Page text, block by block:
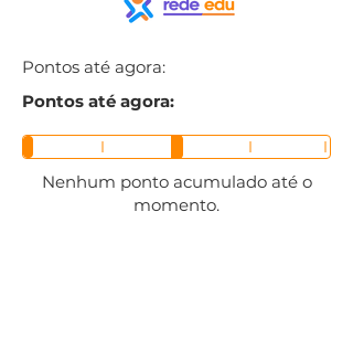
Pontos até agora:
Pontos até agora:
Nenhum ponto acumulado até o
momento.